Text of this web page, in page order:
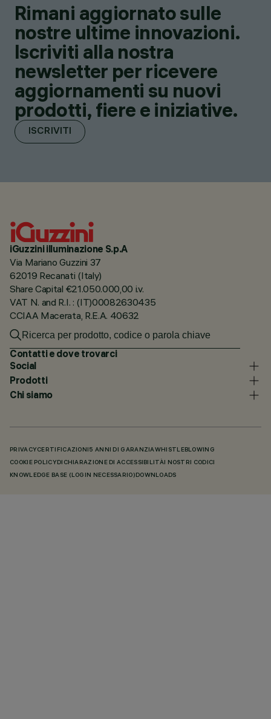
Rimani aggiornato sulle
nostre ultime innovazioni.
Iscriviti alla nostra
newsletter per ricevere
aggiornamenti su nuovi
prodotti, fiere e iniziative.
ISCRIVITI
iGuzzini illuminazione S.p.A
Via Mariano Guzzini 37
62019 Recanati (Italy)
Share Capital €21.050.000,00 i.v.
VAT N. and R.I. : (IT)00082630435
CCIAA Macerata, R.E.A. 40632
Contatti e dove trovarci
Social
Prodotti
Chi siamo
PRIVACY CERTIFICAZIONI 5 ANNI DI GARANZIAWHISTLEBLOWING
COOKIE POLICY DICHIARAZIONE DI ACCESSIBILITÀI NOSTRI CODICI
KNOWLEDGE BASE (LOGIN NECESSARIO) DOWNLOADS